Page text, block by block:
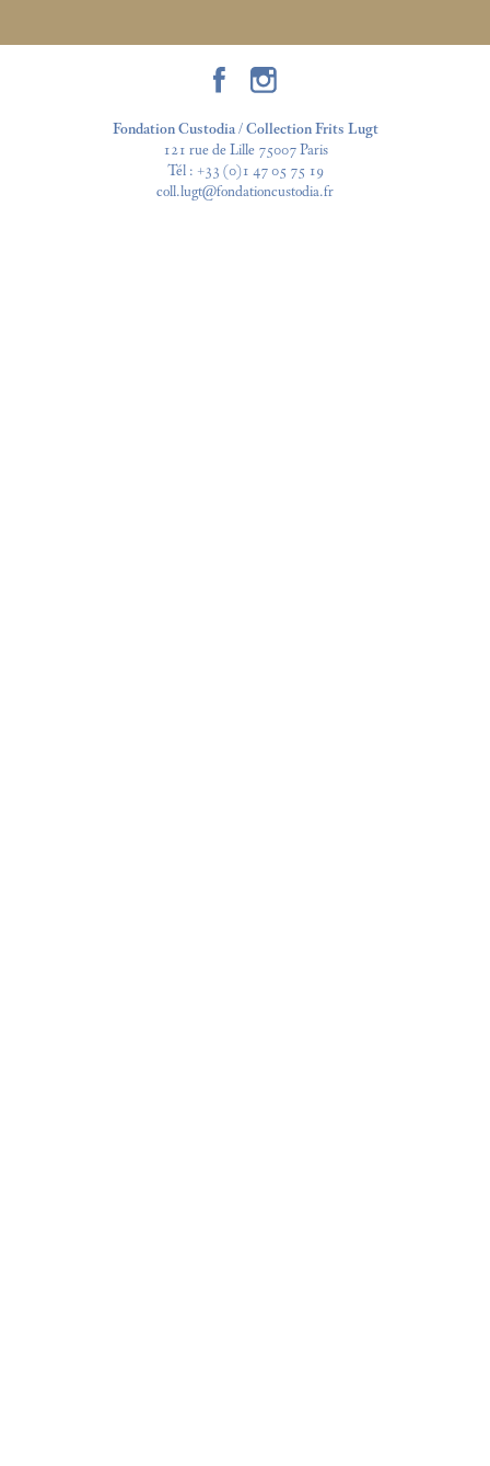
Fondation Custodia / Collection Frits Lugt
121 rue de Lille 75007 Paris
Tél : +33 (0)1 47 05 75 19
coll.lugt@fondationcustodia.fr